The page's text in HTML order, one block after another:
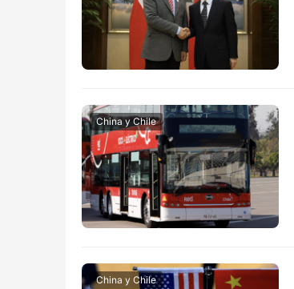
China y Chile
China y Chile